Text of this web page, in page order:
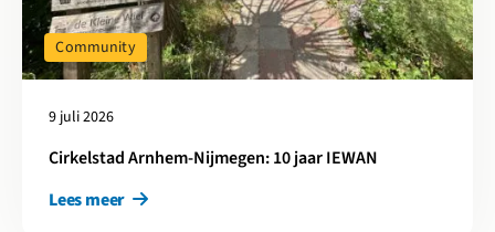
9 juli 2026
Cirkelstad Arnhem-Nijmegen: 10 jaar IEWAN
Community
Lees meer